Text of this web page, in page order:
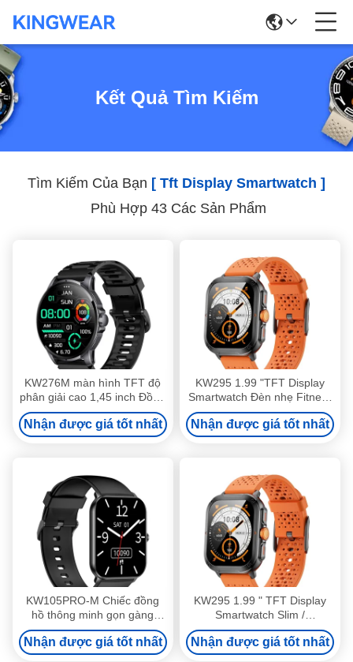
Kết Quả Tìm Kiếm
Tìm Kiếm Của Bạn [ Tft Display Smartwatch ]
Phù Hợp 43 Các Sản Phẩm
KW276M màn hình TFT độ
phân giải cao 1,45 inch Đồng
hồ thông minh với cuộc gọi
Bluetooth
Nhận được giá tốt nhất
KW295 1.99 "TFT Display
Smartwatch Đèn nhẹ Fitness
Tracker Smart Watch Với BT
gọi
Nhận được giá tốt nhất
KW105PRO-M Chiếc đồng
hồ thông minh gọn gàng
IP68 TFT chống nước
Nhận được giá tốt nhất
KW295 1.99 " TFT Display
Smartwatch Slim /
Lightweight Fitness Tracker
với Bluetooth Calling
Nhận được giá tốt nhất